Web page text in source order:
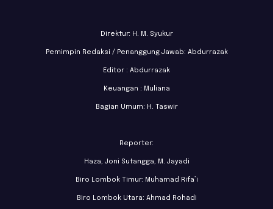
Direktur: H. M. Syukur
Pemimpin Redaksi / Penanggung Jawab: Abdurrazak
Editor : Abdurrazak
Keuangan : Muliana
Bagian Umum: H. Taswir
Reporter:
Haza, Joni Sutangga, M. Jayadi
Biro Lombok Timur: Muhamad Rifa’i
Biro Lombok Utara: Ahmad Rohadi